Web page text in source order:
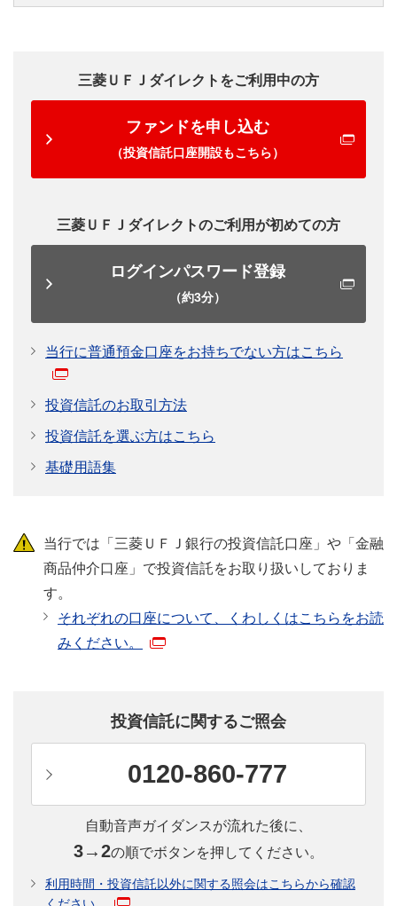
資産形成は難しいと思っている方には、初心者でも始
あなたも投資信託での資産形成を考えてみませんか？
般社団法人投資信託協会」
全国の20歳～79歳の男女個人が対象
運用初心者の方でも、投資信託を始めやすい理由
くわしく見る
どうして資産形成が必要なの？
くわしく見る
投資信託はじめの一歩は、ここから。
投資信託デビューするための、疑問や不安を解
運用計画の立て方やファンドの選び方、購入後のチェ
投資信託の選び方
投資信託購入後の
チェックポイント
目論見書・報告書の
見方・読み方
三菱ＵＦＪダイレクトをご利用中の方
ファンドを申し込む
（投資信託口座開設もこちら）
三菱ＵＦＪダイレクトのご利用が初めての方
ログインパスワード登録
（約3分）
当行に普通預金口座をお持ちでない方はこちら
投資信託のお取引方法
投資信託を選ぶ方はこちら
基礎用語集
当行では「三菱ＵＦＪ銀行の投資信託口座」や「金融
商品仲介口座」で投資信託をお取り扱いしておりま
す。
それぞれの口座について、くわしくはこちらをお読
みください。
投資信託に関するご照会
0120-860-777
自動音声ガイダンスが流れた後に、
3→2の順でボタンを押してください。
利用時間・投資信託以外に関する照会はこちらから確認